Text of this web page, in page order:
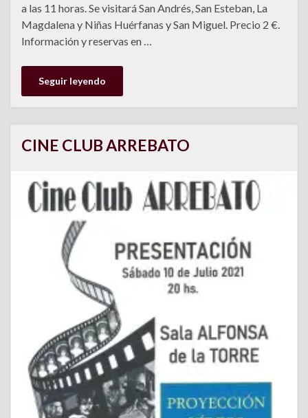
a las 11 horas. Se visitará San Andrés, San Esteban, La
Magdalena y Niñas Huérfanas y San Miguel. Precio 2 €.
Información y reservas en …
Seguir leyendo
CINE CLUB ARREBATO